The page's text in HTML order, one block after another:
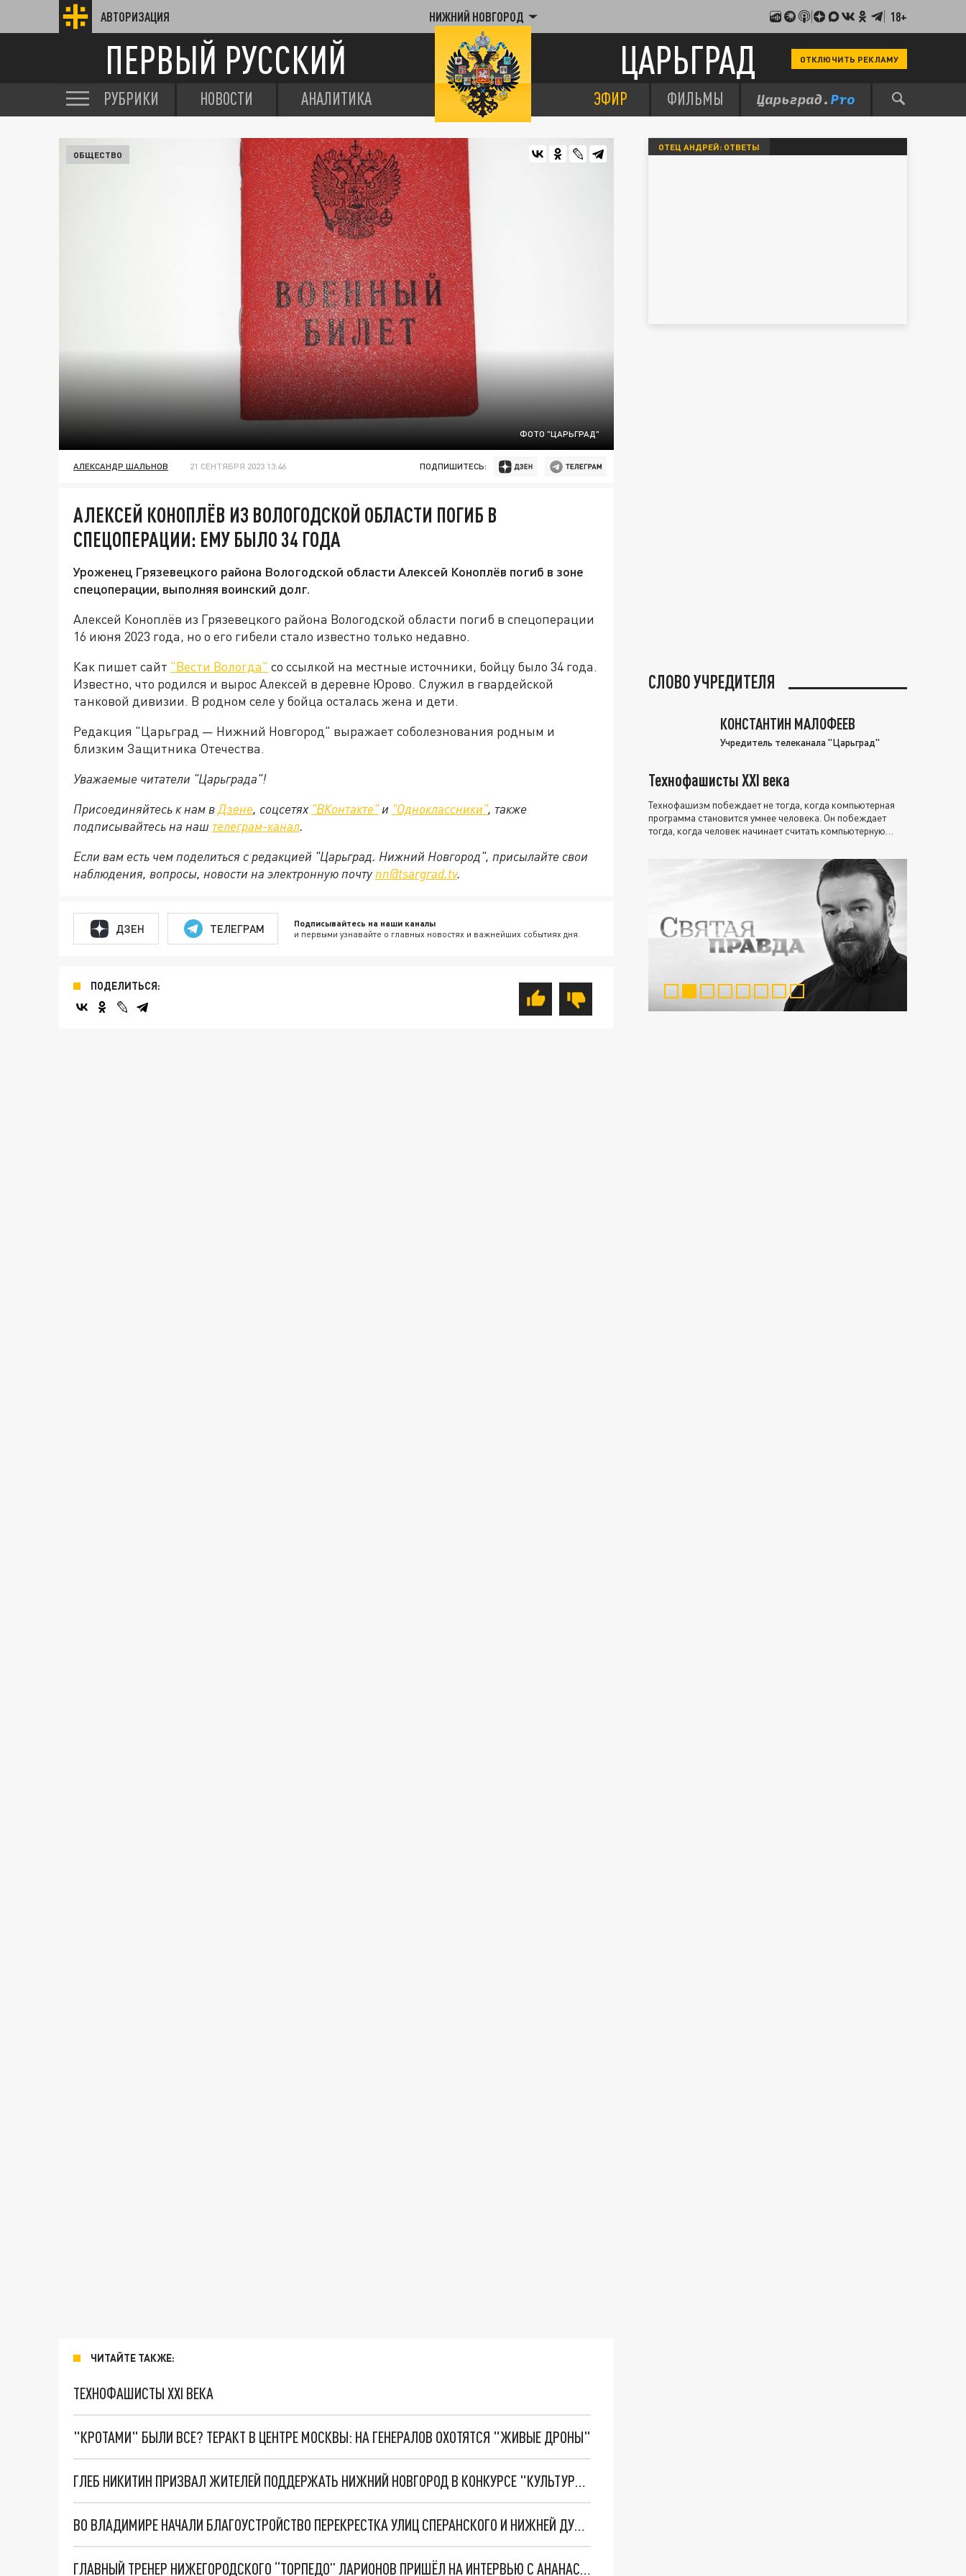
АВТОРИЗАЦИЯ НИЖНИЙ НОВГОРОД 18+
ПЕРВЫЙ РУССКИЙ ЦАРЬГРАД ОТКЛЮЧИТЬ РЕКЛАМУ
РУБРИКИ НОВОСТИ АНАЛИТИКА ЭФИР ФИЛЬМЫ
ФОТО "ЦАРЬГРАД"
ОБЩЕСТВО
АЛЕКСАНДР ШАЛЬНОВ 21 СЕНТЯБРЯ 2023 13:46 ПОДПИШИТЕСЬ:
АЛЕКСЕЙ КОНОПЛЁВ ИЗ ВОЛОГОДСКОЙ ОБЛАСТИ ПОГИБ В
СПЕЦОПЕРАЦИИ: ЕМУ БЫЛО 34 ГОДА
Уроженец Грязевецкого района Вологодской области Алексей Коноплёв погиб в зоне
спецоперации, выполняя воинский долг.
Алексей Коноплёв из Грязевецкого района Вологодской области погиб в спецоперации
16 июня 2023 года, но о его гибели стало известно только недавно.
Как пишет сайт "Вести Вологда" со ссылкой на местные источники, бойцу было 34 года.
Известно, что родился и вырос Алексей в деревне Юрово. Служил в гвардейской
танковой дивизии. В родном селе у бойца осталась жена и дети.
Редакция "Царьград — Нижний Новгород" выражает соболезнования родным и
близким Защитника Отечества.
Уважаемые читатели "Царьграда"!
Присоединяйтесь к нам вДзене, соцсетях "ВКонтакте"и "Одноклассники", также
подписывайтесь на наш телеграм-канал.
Если вам есть чем поделиться с редакцией "Царьград. Нижний Новгород", присылайте свои
наблюдения, вопросы, новости на электронную почту nn@tsargrad.tv.
ДЗЕН ТЕЛЕГРАМ Подписывайтесь на наши каналы
и первыми узнавайте о главных новостях и важнейших событиях дня.
ПОДЕЛИТЬСЯ:
ЧИТАЙТЕ ТАКЖЕ:
ТЕХНОФАШИСТЫ XXI ВЕКА
"КРОТАМИ" БЫЛИ ВСЕ? ТЕРАКТ В ЦЕНТРЕ МОСКВЫ: НА ГЕНЕРАЛОВ ОХОТЯТСЯ "ЖИВЫЕ ДРОНЫ"
ГЛЕБ НИКИТИН ПРИЗВАЛ ЖИТЕЛЕЙ ПОДДЕРЖАТЬ НИЖНИЙ НОВГОРОД В КОНКУРСЕ "КУЛЬТУРНАЯ СТОЛИЦА – 2024"
ВО ВЛАДИМИРЕ НАЧАЛИ БЛАГОУСТРОЙСТВО ПЕРЕКРЕСТКА УЛИЦ СПЕРАНСКОГО И НИЖНЕЙ ДУБРОВЫ
ГЛАВНЫЙ ТРЕНЕР НИЖЕГОРОДСКОГО “ТОРПЕДО” ЛАРИОНОВ ПРИШЁЛ НА ИНТЕРВЬЮ С АНАНАСОМ ПОСЛЕ ПОБЕДЫ В МАТЧЕ
ОТЕЦ АНДРЕЙ: ОТВЕТЫ
СЛОВО УЧРЕДИТЕЛЯ
КОНСТАНТИН МАЛОФЕЕВ
Учредитель телеканала "Царьград"
Технофашисты XXI века
Технофашизм побеждает не тогда, когда компьютерная
программа становится умнее человека. Он побеждает
тогда, когда человек начинает считать компьютерную